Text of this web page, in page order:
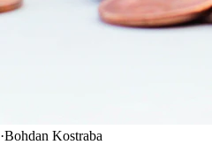
·Bohdan Kostraba